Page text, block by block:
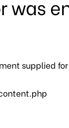
was
supplied